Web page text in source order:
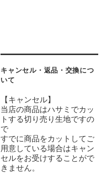
キャンセル・返品・交換につ
いて
【キャンセル】
当店の商品はハサミでカッ
トする切り売り生地ですの
で
すでに商品をカットしてご
用意している場合はキャン
セルをお受けすることがで
きません。